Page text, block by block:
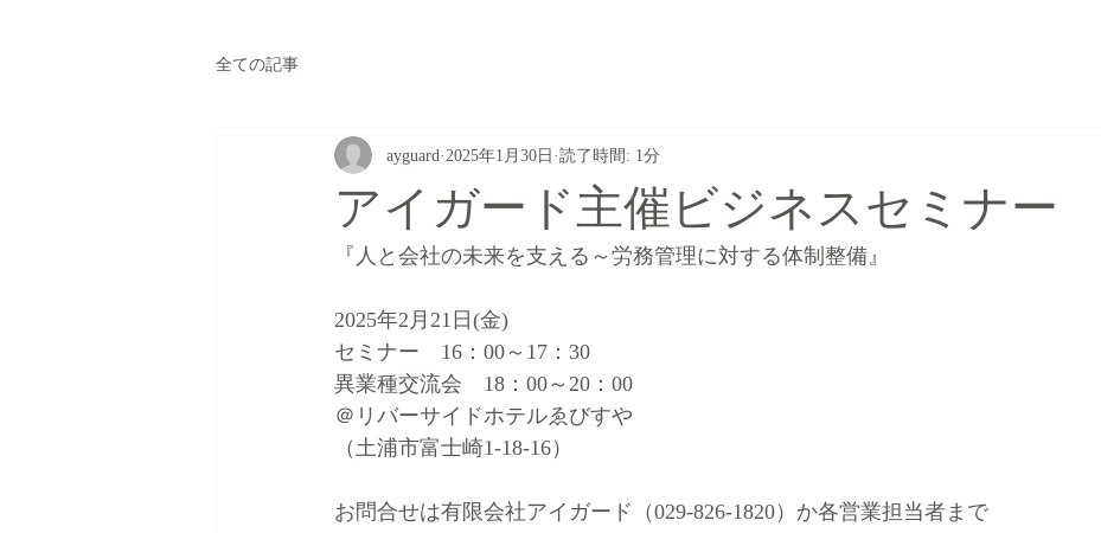
全ての記事
アイガード主催ビジネスセミナー
ayguard 2025年1月30日 読了時間: 1分
『人と会社の未来を支える～労務管理に対する体制整備』
2025年2月21日(金)
セミナー　16：00～17：30
異業種交流会　18：00～20：00
＠リバーサイドホテルゑびすや
（土浦市富士崎1-18-16）
お問合せは有限会社アイガード（029-826-1820）か各営業担当者まで